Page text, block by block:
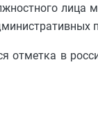
лица
отметка в